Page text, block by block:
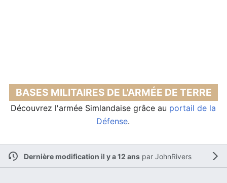
BASES MILITAIRES DE L'ARMÉE DE TERRE
Découvrez l'armée Simlandaise grâce au portail de la
Défense.
Dernière modification il y a 12 anspar JohnRivers